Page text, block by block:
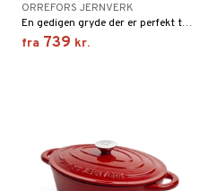
ORREFORS JERNVERK
En gedigen gryde der er perfekt til både simreretter og hverdagsmad.
fra 739 kr.